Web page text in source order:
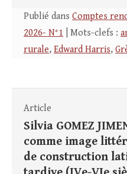
Publié dans Comptes
2026- N°1 | Mots-clefs :
rurale, Edward Harris,
Article
Silvia GOMEZ
comme image
de construction